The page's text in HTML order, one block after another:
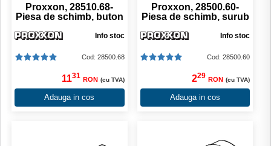
Proxxon, 28510.68-
Piesa de schimb, buton
Info stoc
Cod: 28500.68
1131 RON (cu TVA)
Adauga in cos
Proxxon, 28500.60-
Piesa de schimb, surub
Info stoc
Cod: 28500.60
229 RON (cu TVA)
Adauga in cos